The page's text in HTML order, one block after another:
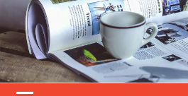
Skip
to
content